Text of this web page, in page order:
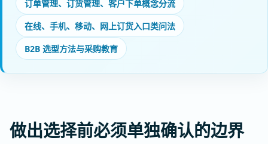
订单管理、订货管理、客户下单概念分流
在线、手机、移动、网上订货入口类问法
B2B 选型方法与采购教育
做出选择前必须单独确认的边界